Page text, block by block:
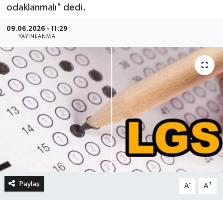
odaklanmalı" dedi.
09.06.2026 - 11:29
YAYINLANMA
Paylaş A- A+
Haber Arşivi